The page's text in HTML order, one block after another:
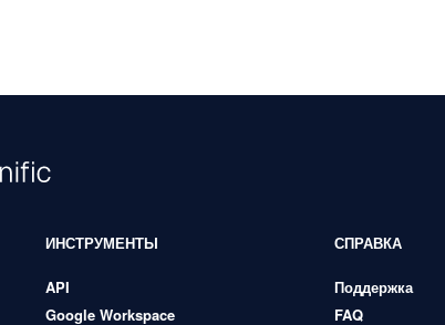
ИНСТРУМЕНТЫ
API
Google Workspace
СПРАВКА
Поддержка
FAQ